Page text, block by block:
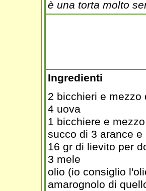
è una torta molto
Ingredienti
2 bicchieri e
4 uova
1 bicchiere e
succo di 3 arance
16 gr di lievito per
3 mele
olio (io consiglio
amarognolo di